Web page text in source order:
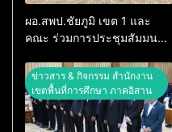
ผอ.สพป.ชัยภูมิ เขต 1 และ
คณะ ร่วมการประชุมสัมมนา
นำการศึกษาไทยสู่อนาคต”
ประจำเขตตรวจราชการที่ 13
ข่าวสาร & กิจกรรม สำนักงาน
เขตพื้นที่การศึกษา ภาคอิสาน